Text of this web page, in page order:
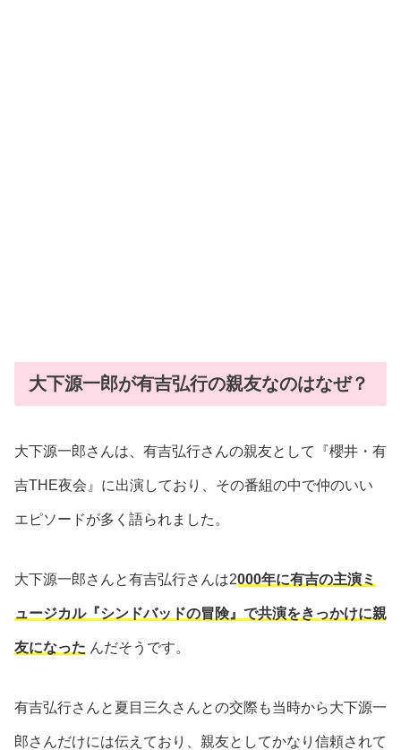
大下源一郎が有吉弘行の親友なのはなぜ？
大下源一郎さんは、有吉弘行さんの親友として『櫻井・有
吉THE夜会』に出演しており、その番組の中で仲のいい
エピソードが多く語られました。
大下源一郎さんと有吉弘行さんは2000年に有吉の主演ミ
ュージカル『シンドバッドの冒険』で共演をきっかけに親
友になった んだそうです。
有吉弘行さんと夏目三久さんとの交際も当時から大下源一
郎さんだけには伝えており、親友としてかなり信頼されて